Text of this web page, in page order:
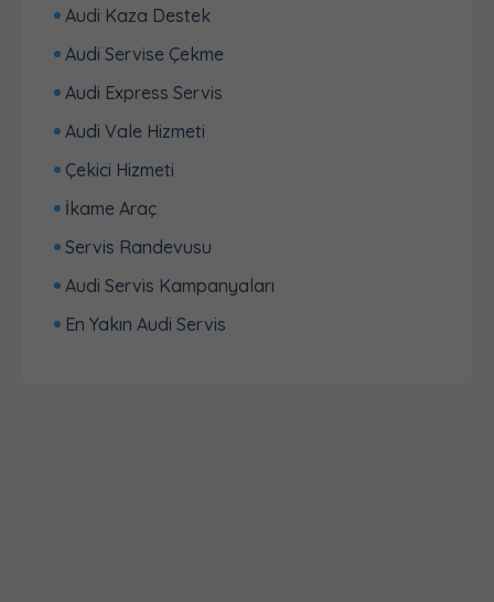
Audi Kaza Destek
Audi Servise Çekme
Audi Express Servis
Audi Vale Hizmeti
Çekici Hizmeti
İkame Araç
Servis Randevusu
Audi Servis Kampanyaları
En Yakın Audi Servis